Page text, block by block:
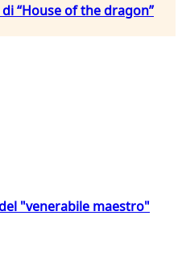
“House of the dragon”
"venerabile maestro"